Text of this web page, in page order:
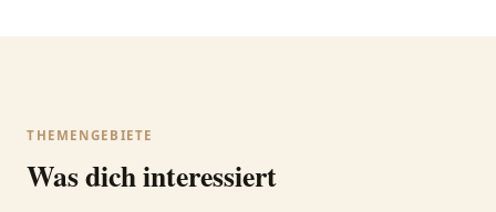
THEMENGEBIETE
Was dich interessiert